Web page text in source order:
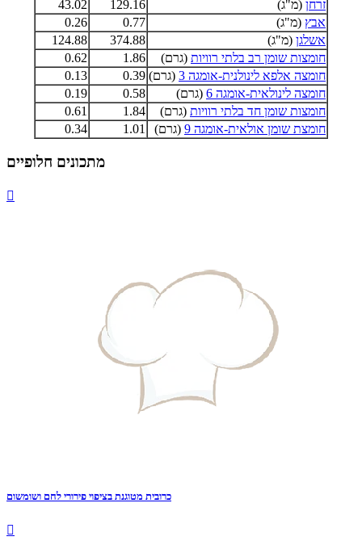
זרחן (מ"ג) 129.16
43.02
אבץ (מ"ג) 0.77
0.26
אשלגן (מ"ג) 374.88
124.88
חומצות שומן רב בלתי רוויות (גרם) 1.86
0.62
חומצה אלפא לינולנית-אומגה 3
(גרם) 0.39
0.13
חומצה לינולאית-אומגה 6
(גרם) 0.58
0.19
חומצות שומן חד בלתי רוויות (גרם) 1.84
0.61
חומצת שומן אולאית-אומגה 9
(גרם) 1.01
0.34
מתכונים חלופיים

כרובית מטוגנת בציפוי פירורי לחם ושומשום
